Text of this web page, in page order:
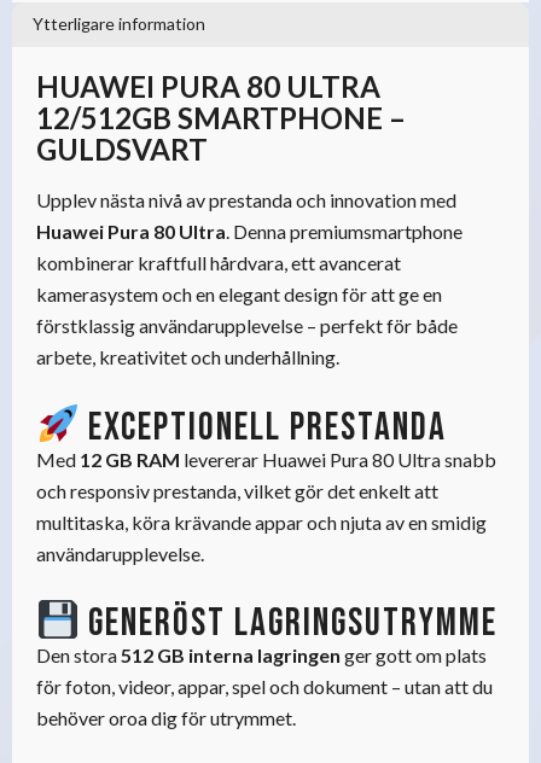
Ytterligare information
HUAWEI PURA 80 ULTRA
12/512GB SMARTPHONE –
GULDSVART
Upplev nästa nivå av prestanda och innovation med
Huawei Pura 80 Ultra. Denna premiumsmartphone
kombinerar kraftfull hårdvara, ett avancerat
kamerasystem och en elegant design för att ge en
förstklassig användarupplevelse – perfekt för både
arbete, kreativitet och underhållning.
Exceptionell prestanda
Med 12 GB RAM levererar Huawei Pura 80 Ultra snabb
och responsiv prestanda, vilket gör det enkelt att
multitaska, köra krävande appar och njuta av en smidig
användarupplevelse.
Generöst lagringsutrymme
Den stora512 GB interna lagringen ger gott om plats
för foton, videor, appar, spel och dokument – utan att du
behöver oroa dig för utrymmet.